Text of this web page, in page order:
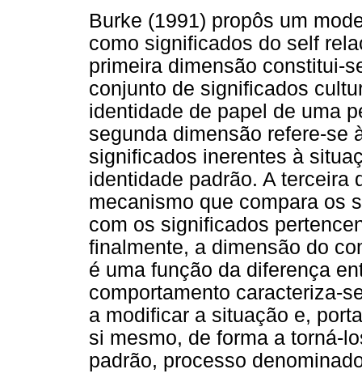
Burke (1991) propôs um
como significados do self
primeira dimensão constitui-
conjunto de significados
identidade de papel de uma
segunda dimensão refere-se
significados inerentes à
identidade padrão. A terceira
mecanismo que compara os
com os significados
finalmente, a dimensão do
é uma função da diferença
comportamento caracteriza-
a modificar a situação e,
si mesmo, de forma a torná-
padrão, processo